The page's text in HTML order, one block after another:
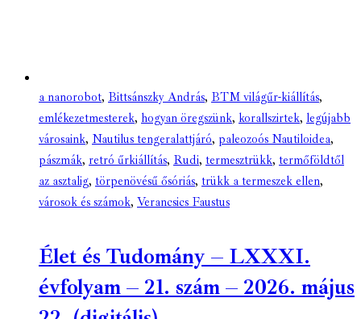
a nanorobot, Bittsánszky András, BTM világűr-kiállítás,
emlékezetmesterek, hogyan öregszünk, korallszirtek, legújabb
városaink, Nautilus tengeralattjáró, paleozoós Nautiloidea,
pászmák, retró űrkiállítás, Rudi, termesztrükk, termőföldtől
az asztalig, törpenövésű ősóriás, trükk a termeszek ellen,
városok és számok, Verancsics Faustus
Élet és Tudomány – LXXXI.
évfolyam – 21. szám – 2026. május